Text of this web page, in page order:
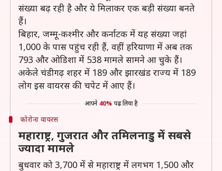
संख्या बढ़ रही है और ये मिलाकर एक बड़ी संख्या बनते
हैं।
बिहार, जम्मू-कश्मीर और कर्नाटक में यह संख्या जहां
1,000 के पास पहुंच रही हैं, वहीं हरियाणा में अब तक
793 और ओडिशा में 538 मामले सामने आ चुके हैं।
अकेले चंडीगढ़ शहर में 189 और झारखंड राज्य में 189
लोग इस वायरस की चपेट में आए हैं।
आपने 40% पढ़ लिया है
कोरोना वायरस
महाराष्ट्र, गुजरात और तमिलनाडु में सबसे
ज्यादा मामले
बुधवार को 3,700 में से महाराष्ट्र में लगभग 1,500 और